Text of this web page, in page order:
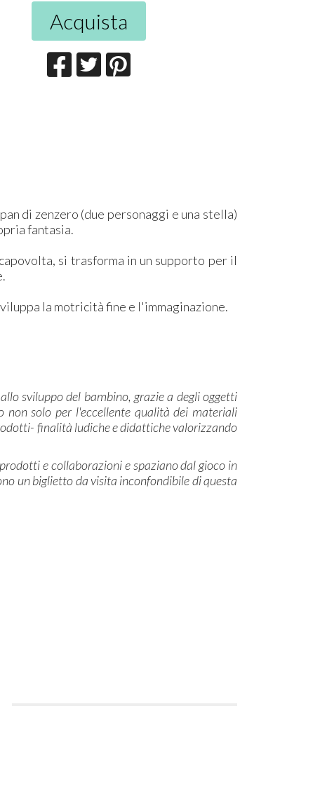
Acquista
di zenzero (due personaggi e una stella)
fantasia.
si trasforma in un supporto per il
la motricità fine e l'immaginazione.
sviluppo del bambino, grazie a degli oggetti
non solo per l'eccellente qualità dei materiali
finalità ludiche e didattiche valorizzando
e collaborazioni e spaziano dal gioco in
un biglietto da visita inconfondibile di questa